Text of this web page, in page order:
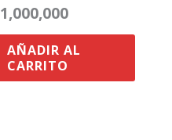
1,000,000
AÑADIR AL
CARRITO